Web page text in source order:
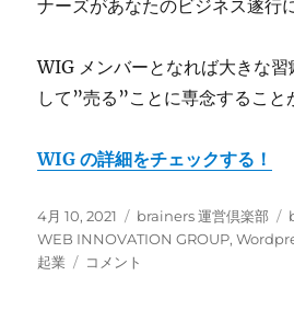
ナーズがあなたのビジネス遂行
WIG メンバーとなれば大きな
して”売る”ことに専念すること
WIG の詳細をチェックする！
投
稿
日:
4月 10, 2021
カ
テ
ゴ
brainers 運営倶楽部
WEB INNOVATION GROUP,
起業
Web
コメント